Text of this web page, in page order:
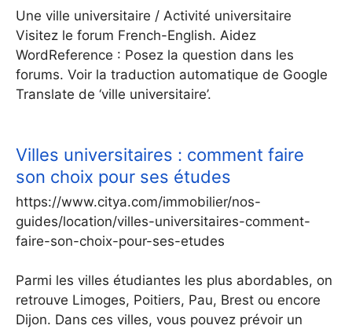
Une ville universitaire / Activité universitaire
Visitez le forum French-English. Aidez
WordReference : Posez la question dans les
forums. Voir la traduction automatique de Google
Translate de ‘ville universitaire’.
Villes universitaires : comment faire
son choix pour ses études
https://www.citya.com/immobilier/nos-
guides/location/villes-universitaires-comment-
faire-son-choix-pour-ses-etudes
Parmi les villes étudiantes les plus abordables, on
retrouve Limoges, Poitiers, Pau, Brest ou encore
Dijon. Dans ces villes, vous pouvez prévoir un